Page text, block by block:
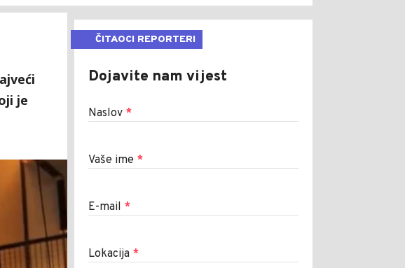
je
ČITAOCI REPORTERI
Dojavite nam vijest
Naslov *
Vaše ime *
E-mail *
Lokacija *